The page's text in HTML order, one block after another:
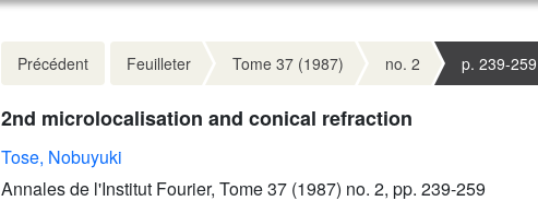
Précédent Feuilleter Tome 37 (1987) no. 2 p. 239-259
2nd microlocalisation and conical refraction
Tose, Nobuyuki
Annales de l'Institut Fourier, Tome 37 (1987) no. 2, pp. 239-259